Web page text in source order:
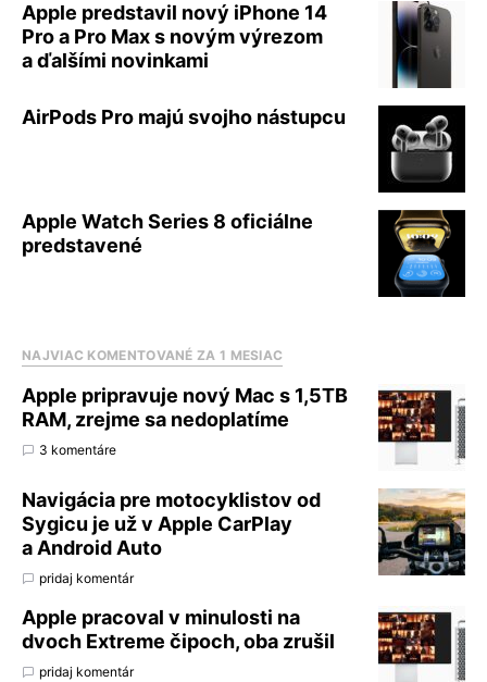
Apple predstavil nový iPhone 14
Pro a Pro Max s novým výrezom
a ďalšími novinkami
AirPods Pro majú svojho nástupcu
Apple Watch Series 8 oficiálne
predstavené
NAJVIAC KOMENTOVANÉ ZA 1 MESIAC
Apple pripravuje nový Mac s 1,5TB
RAM, zrejme sa nedoplatíme
3 komentáre
Navigácia pre motocyklistov od
Sygicu je už v Apple CarPlay
a Android Auto
pridaj komentár
Apple pracoval v minulosti na
dvoch Extreme čipoch, oba zrušil
pridaj komentár